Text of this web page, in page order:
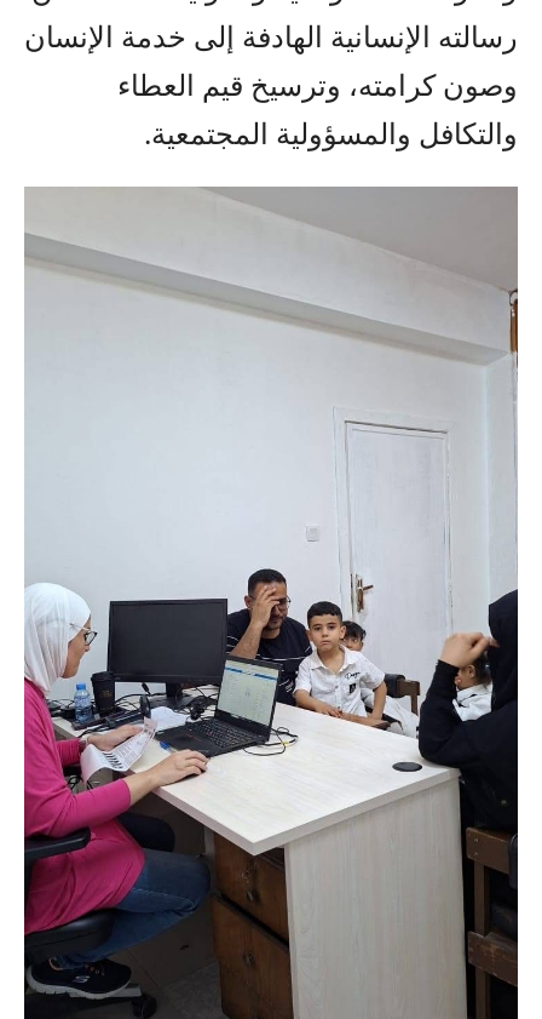
رسالته الإنسانية الهادفة إلى خدمة الإنسان
وصون كرامته، وترسيخ قيم العطاء
والتكافل والمسؤولية المجتمعية.